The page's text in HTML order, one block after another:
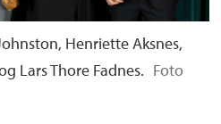
Henriette Aksnes,
Lars Thore Fadnes. Foto